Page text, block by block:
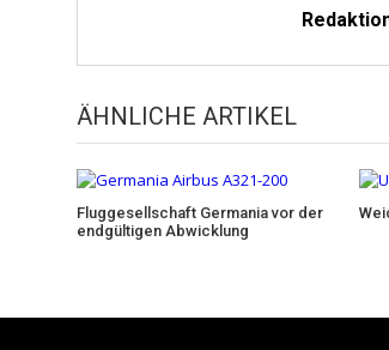
ÄHNLICHE ARTIKEL
Fluggesellschaft Germania vor der
endgültigen Abwicklung